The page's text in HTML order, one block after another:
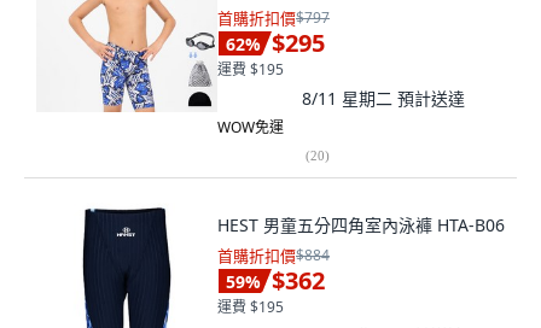
首購折扣價$797
62% $295
運費 $195
8/11 星期二 預計送達
WOW免運
(20)
HEST 男童五分四角室內泳褲 HTA-B06
首購折扣價$884
59% $362
運費 $195